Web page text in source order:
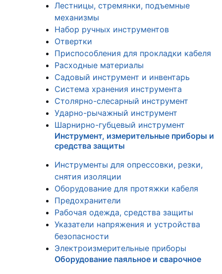
Лестницы, стремянки, подъемные
механизмы
Набор ручных инструментов
Отвертки
Приспособления для прокладки кабеля
Расходные материалы
Садовый инструмент и инвентарь
Система хранения инструмента
Столярно-слесарный инструмент
Ударно-рычажный инструмент
Шарнирно-губцевый инструмент
Инструмент, измерительные приборы и
средства защиты
Инструменты для опрессовки, резки,
снятия изоляции
Оборудование для протяжки кабеля
Предохранители
Рабочая одежда, средства защиты
Указатели напряжения и устройства
безопасности
Электроизмерительные приборы
Оборудование паяльное и сварочное